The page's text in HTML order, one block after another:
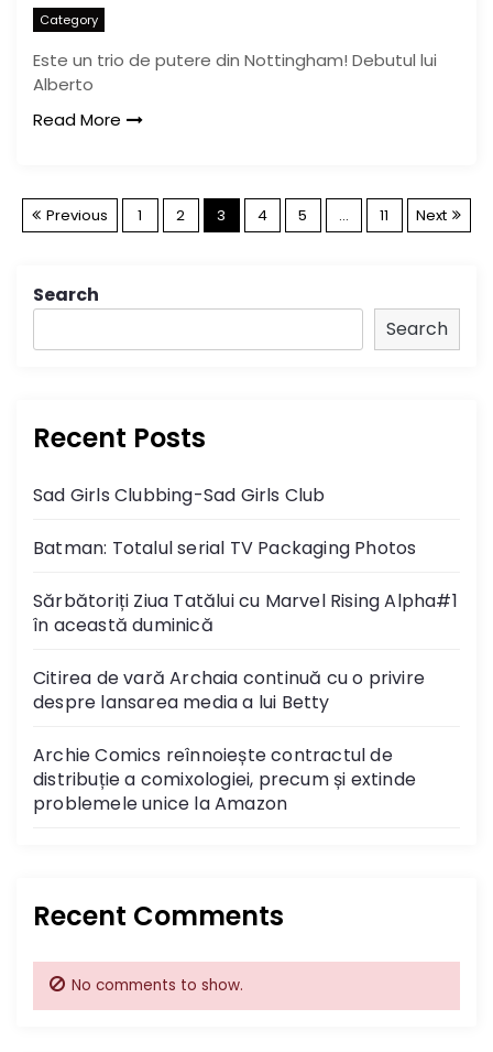
Category
Este un trio de putere din Nottingham! Debutul lui
Alberto
Read More
P
s
v
i
g
a
t
i
n
Previous 1 2 3 4 5 … 11 Next
Search
Search
Recent Posts
Sad Girls Clubbing-Sad Girls Club
Batman: Totalul serial TV Packaging Photos
Sărbătoriți Ziua Tatălui cu Marvel Rising Alpha#1
în această duminică
Citirea de vară Archaia continuă cu o privire
despre lansarea media a lui Betty
Archie Comics reînnoiește contractul de
distribuție a comixologiei, precum și extinde
problemele unice la Amazon
Recent Comments
No comments to show.